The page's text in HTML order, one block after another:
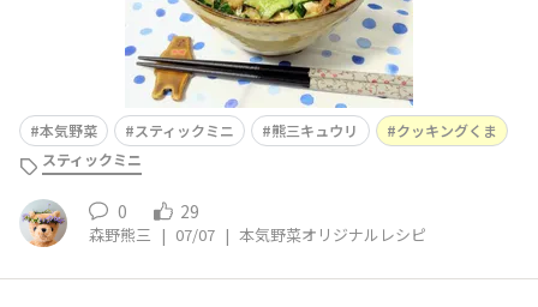
本気野菜 スティックミニ 熊三キュウリ
クッキングくま
スティックミニ
0 29
森野熊三 | 07/07 | 本気野菜オリジナルレシピ